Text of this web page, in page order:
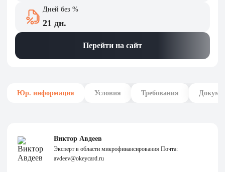
Дней без %
21 дн.
Перейти на сайт
Юр. информация Условия Требования
Виктор Авдеев
Эксперт в области микрофинансирования Почта:
avdeev@okeycard.ru